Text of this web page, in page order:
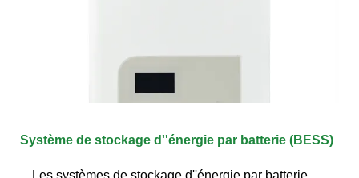
Système de stockage d''énergie par batterie (BESS)
Les systèmes de stockage d''énergie par batterie